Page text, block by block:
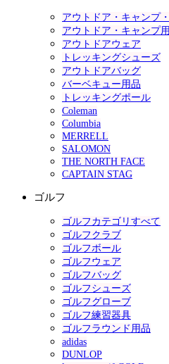
アウトドア・キャンプ
アウトドア・キャンプ
アウトドアウェア
トレッキングシューズ
アウトドアバッグ
バーベキュー用品
トレッキングポール
Coleman
Columbia
MERRELL
SALOMON
THE NORTH FACE
CAPTAIN STAG
ゴルフ
ゴルフカテゴリすべて
ゴルフクラブ
ゴルフボール
ゴルフウェア
ゴルフバッグ
ゴルフシューズ
ゴルフグローブ
ゴルフ練習器具
ゴルフラウンド用品
adidas
DUNLOP